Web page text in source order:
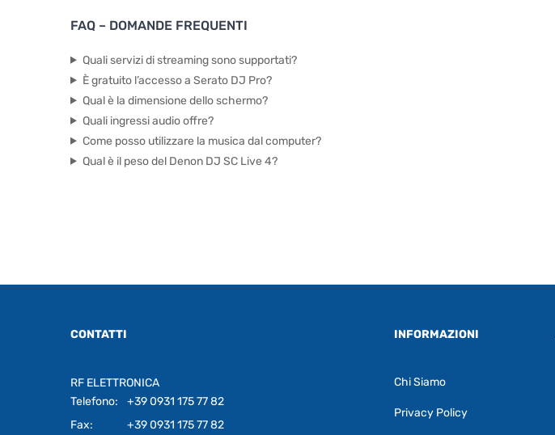
FAQ – DOMANDE FREQUENTI
Quali servizi di streaming sono supportati?
È gratuito l’accesso a Serato DJ Pro?
Qual è la dimensione dello schermo?
Quali ingressi audio offre?
Come posso utilizzare la musica dal computer?
Qual è il peso del Denon DJ SC Live 4?
CONTATTI
RF ELETTRONICA
Telefono:
+39 0931 175 77 82
Fax:
+39 0931 175 77 82
INFORMAZIONI
Chi Siamo
Privacy Policy